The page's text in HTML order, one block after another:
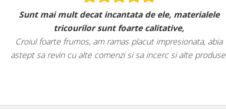
Sunt mai mult decat incantata de ele, materialele
tricourilor sunt foarte calitative,
Croiul foarte frumos, am ramas placut impresionata, abia
astept sa revin cu alte comenzi si sa incerc si alte produse.